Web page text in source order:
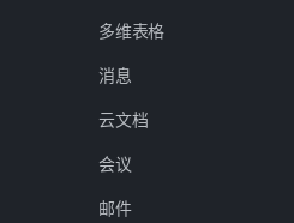
多维表格
消息
云文档
会议
邮件